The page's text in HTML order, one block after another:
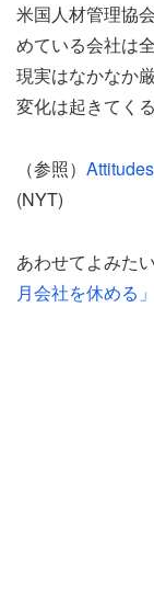
米国人材管理協
めている会社は
現実はなかなか
変化は起きてく
（参照）
(NYT)
あわせてよみたい
月会社を休める